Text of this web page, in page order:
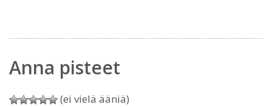
Anna pisteet
(ei vielä ääniä)